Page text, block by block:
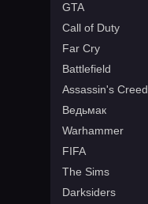
GTA
Call of Duty
Far Cry
Battlefield
Assassin's Creed
Ведьмак
Warhammer
FIFA
The Sims
Darksiders